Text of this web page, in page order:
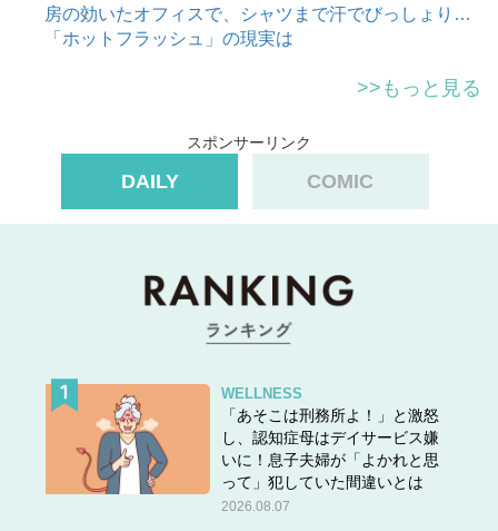
房の効いたオフィスで、シャツまで汗でびっしょり…
「ホットフラッシュ」の現実は
>>もっと見る
スポンサーリンク
DAILY COMIC
WELLNESS
「あそこは刑務所よ！」と激怒
し、認知症母はデイサービス嫌
いに！息子夫婦が「よかれと思
って」犯していた間違いとは
2026.08.07